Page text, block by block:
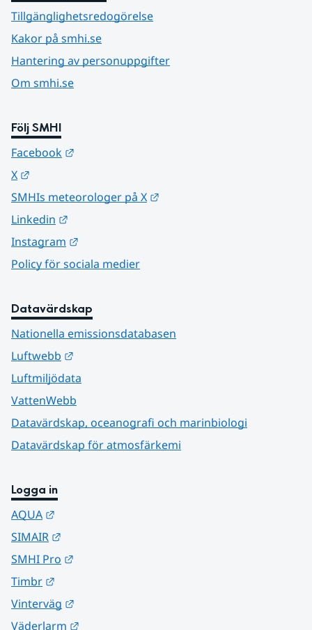
Tillgänglighetsredogörelse
Kakor på smhi.se
Hantering av personuppgifter
Om smhi.se
Följ SMHI
Facebook
X
SMHIs meteorologer på X
Linkedin
Instagram
Policy för sociala medier
Datavärdskap
Nationella emissionsdatabasen
Luftwebb
Luftmiljödata
VattenWebb
Datavärdskap, oceanografi och marinbiologi
Datavärdskap för atmosfärkemi
Logga in
AQUA
SIMAIR
SMHI Pro
Timbr
Vinterväg
Väderlarm